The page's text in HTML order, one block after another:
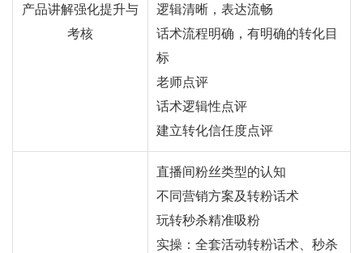
产品讲解强化提升与
考核
逻辑清晰，表达流畅
话术流程明确，有明确的转化目
标
老师点评
话术逻辑性点评
建立转化信任度点评
直播间粉丝类型的认知
不同营销方案及转粉话术
玩转秒杀精准吸粉
实操：全套活动转粉话术、秒杀